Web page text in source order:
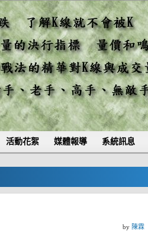
活動花絮 媒體報導 系統訊息
by 陳霖